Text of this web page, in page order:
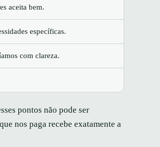
aceita bem.
específicas.
com clareza.
pontos não pode ser
nos paga recebe exatamente a